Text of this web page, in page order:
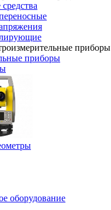
приборы
оборудование